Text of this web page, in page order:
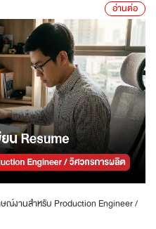
อ่านต่อ
ษณ์งานสำหรับ Production Engineer /